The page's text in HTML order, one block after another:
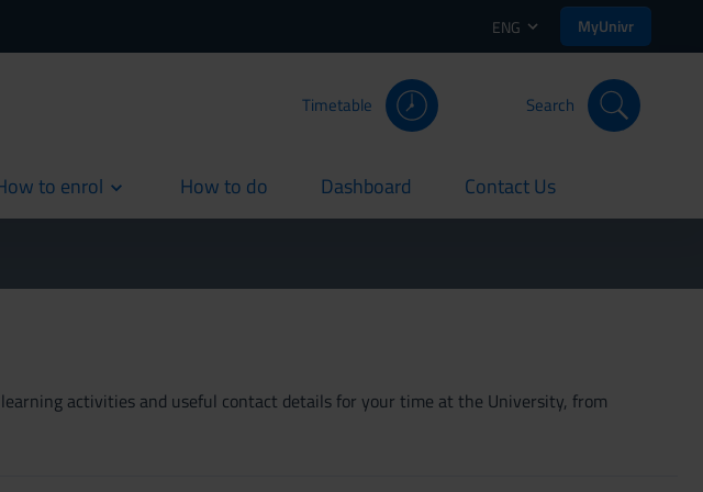
ENG MyUnivr
Timetable Search
to enrol How to do
current Dashboard
current Contact Us
current
activities and useful contact details for your time at the University, from